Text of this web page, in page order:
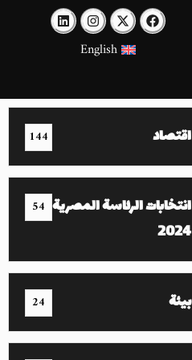
English
اقتصاد 144
انتخابات الرئاسة المصرية
2024
54
بيئة 24